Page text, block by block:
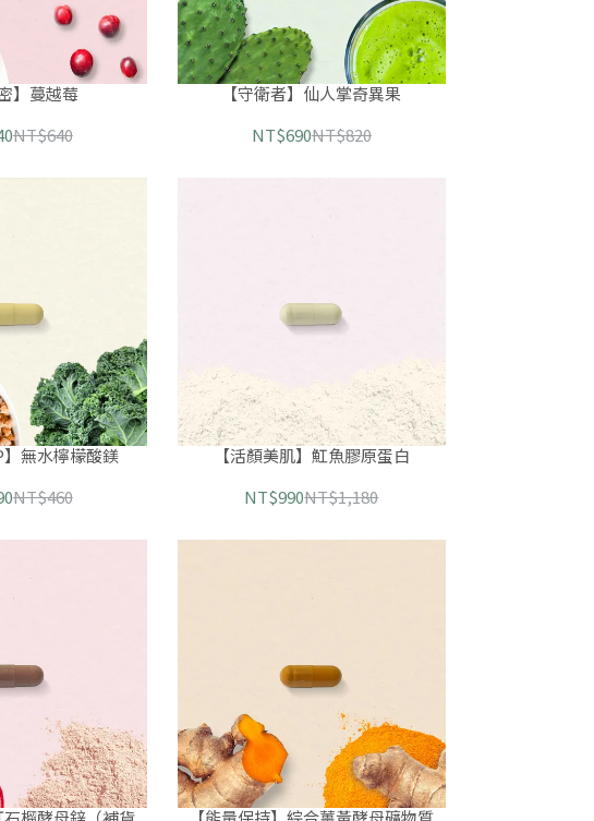
】蔓越莓
NT$640
【守衛者】仙人掌奇異果
NT$690NT$820
】無水檸檬酸鎂
NT$460
【活顏美肌】魟魚膠原蛋白
NT$990NT$1,180